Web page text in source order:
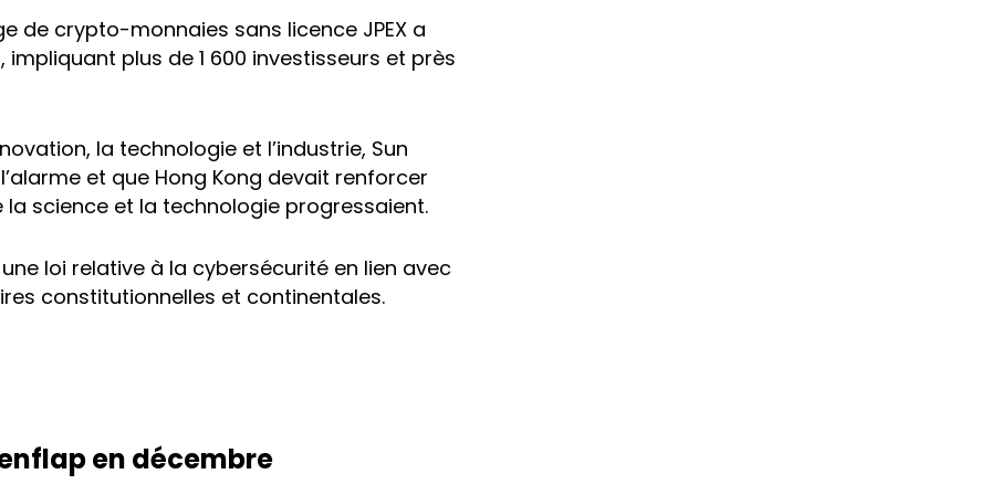
de crypto-monnaies sans licence JPEX a
plus de 1 600 investisseurs et près
la technologie et l’industrie, Sun
et que Hong Kong devait renforcer
science et la technologie progressaient.
loi relative à la cybersécurité en lien avec
constitutionnelles et continentales.
en décembre